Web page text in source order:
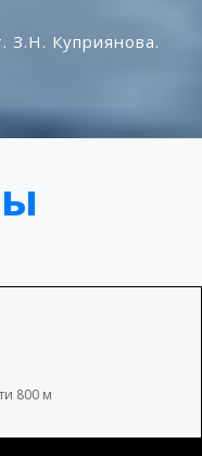
З.Н. Куприянова.
800 м